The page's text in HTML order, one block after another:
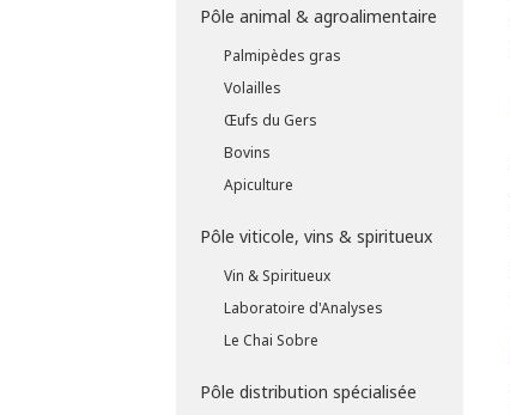
Pôle animal & agroalimentaire
Palmipèdes gras
Volailles
Œufs du Gers
Bovins
Apiculture
Pôle viticole, vins & spiritueux
Vin & Spiritueux
Laboratoire d'Analyses
Le Chai Sobre
Pôle distribution spécialisée